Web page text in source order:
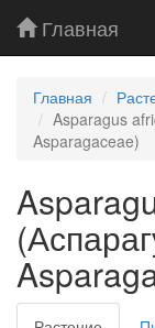
Главная
Главная
Asparagus
Asparagaceae)